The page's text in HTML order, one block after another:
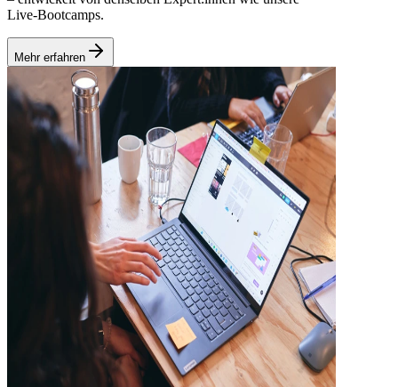
Live‑Bootcamps.
Mehr erfahren